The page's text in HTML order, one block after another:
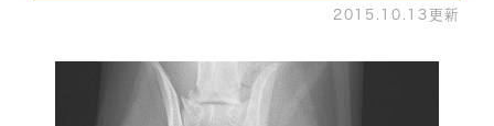
2015.10.13更新